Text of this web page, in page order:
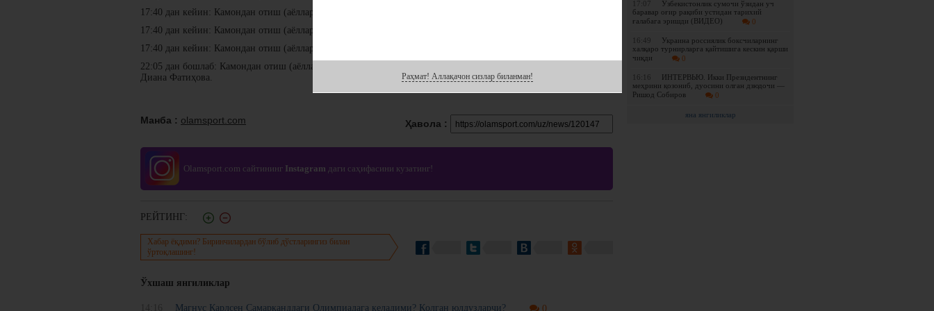
17:07
Ўзбекистонлик сумочи ўзидан уч
баравар оғир рақиби устидан тарихий
ғалабага эришди (ВИДЕО)
0
16:49
Украина россиялик боксчиларнинг
халқаро турнирларга қайтишига кескин қарши
чиқди
0
16:16
ИНТЕРВЬЮ. Икки Президентнинг
меҳрини қозониб, дуосини олган дзюдочи —
Ришод Собиров
0
яна янгиликлар
17:40 дан кейин: Камондан отиш (аёллар яккалиги, саралаш): Зиёдахон Абдусатторова;
17:40 дан кейин: Камондан отиш (аёллар яккалиги, саралаш): Жасмина Нурманова;
17:40 дан кейин: Камондан отиш (аёллар яккалиги, саралаш): Диана Фатиҳова;
22:05 дан бошлаб: Камондан отиш (аёллар жамоавий, саралаш): Зиёдахон Абдусатторова, Жасмина Нурманова,
Диана Фатиҳова.
Ҳавола :
Манба : olamsport.com
Olamsport.com сайтининг Instagram даги саҳифасини кузатинг!
РЕЙТИНГ:
Хабар ёқдими? Биринчилардан бўлиб дўстларингиз билан
ўртоқлашинг!
Ўхшаш янгиликлар
Магнус Карлсен Самарқанддаги Олимпиадага келадими? Қолган юлдузларчи? 0
Раҳмат! Аллақачон сизлар биланман!